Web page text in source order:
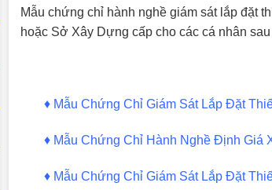
Mẫu chứng chỉ hành nghề giám sát lắp đặt
hoặc Sở Xây Dựng cấp cho các cá nhân
♦ Mẫu Chứng Chỉ Giám Sát Lắp Đặt
♦ Mẫu Chứng Chỉ Hành Nghề Định Giá
♦ Mẫu Chứng Chỉ Giám Sát Lắp Đặt